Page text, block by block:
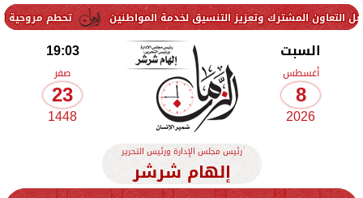
تحطم مروحية أثناء مكافحة وتعزيز التنسيق لخدمة المواطنين
السبت
أغسطس
8
2026
19:03
صفر
23
1448
رئيس مجلس الإدارة ورئيس التحرير
إلهام شرشر